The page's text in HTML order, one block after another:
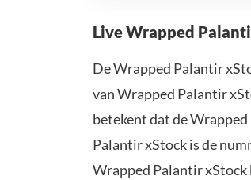
Live Wrapped
De Wrapped Palantir
van Wrapped Palantir
betekent dat de
Palantir xStock is de
Wrapped Palantir xStock